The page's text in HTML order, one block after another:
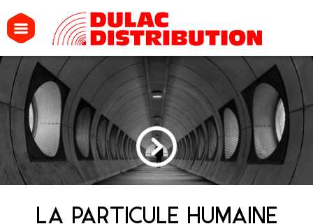
LA PARTICULE HUMAINE